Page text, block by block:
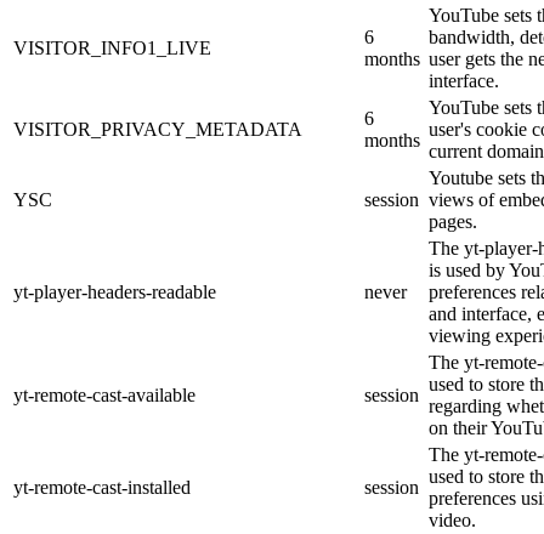
VISITOR_INFO1_LIVE
6
months
YouTube sets
bandwidth,
user gets the
interface.
VISITOR_PRIVACY_METADATA
6
months
YouTube sets
user's cookie
current
YSC session
Youtube sets
views of
pages.
yt-player-headers-readable never
The yt-player-
is used by
preferences
and interface,
viewing
yt-remote-cast-available session
The yt-
used to store
regarding
on their
yt-remote-cast-installed session
The yt-
used to store
preferences
video.